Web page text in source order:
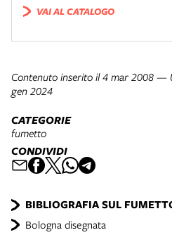
BIBLIOGRAFIA SUL
Bologna disegnata
VAI AL CATALOGO
Contenuto inserito il 4 mar 2008 —
gen 2024
CATEGORIE
fumetto
CONDIVIDI